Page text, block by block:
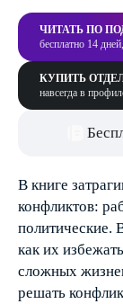
ЧИТАТЬ ПО
бесплатно 14
КУПИТЬ
навсегда в
В книге
конфликтов:
политические.
как их
сложных
решать